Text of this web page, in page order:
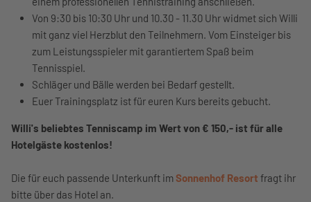
Von 9:30 bis 10:30 Uhr und 10.30 - 11.30 Uhr widmet sich Willi
mit ganz viel Herzblut den Teilnehmern. Vom Einsteiger bis
zum Leistungsspieler mit garantiertem Spaß beim
Tennisspiel.
Schläger und Bälle werden bei Bedarf gestellt.
Euer Trainingsplatz ist für euren Kurs bereits gebucht.
Willi's beliebtes Tenniscamp im Wert von € 150,- ist für alle
Hotelgäste kostenlos!
Die für euch passende Unterkunft imSonnenhof Resort fragt ihr
bitte über das Hotel an.